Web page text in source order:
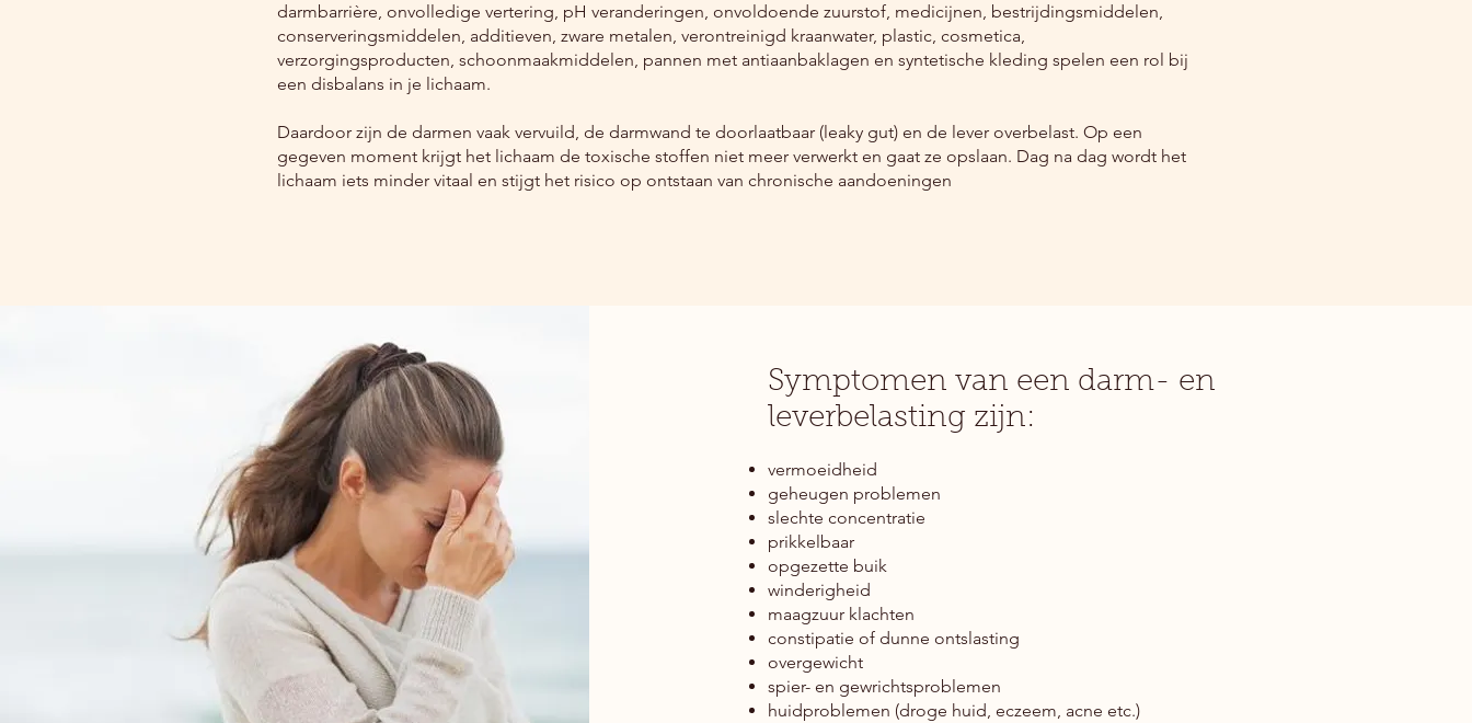
darmbarrière, onvolledige vertering, pH veranderingen, onvoldoende zuurstof, medicijnen, bestrijdingsmiddelen,
conserveringsmiddelen, additieven, zware metalen, verontreinigd kraanwater, plastic, cosmetica,
verzorgingsproducten, schoonmaakmiddelen, pannen met antiaanbaklagen en syntetische kleding spelen een rol bij
een disbalans in je lichaam.
Daardoor zijn de darmen vaak vervuild, de darmwand te doorlaatbaar (leaky gut) en de lever overbelast. Op een
gegeven moment krijgt het lichaam de toxische stoffen niet meer verwerkt en gaat ze opslaan. Dag na dag wordt het
lichaam iets minder vitaal en stijgt het risico op ontstaan van chronische aandoeningen
Symptomen van een darm- en
leverbelasting zijn:
vermoeidheid
geheugen problemen
slechte concentratie
prikkelbaar
opgezette buik
winderigheid
maagzuur klachten
constipatie of dunne ontslasting
overgewicht
spier- en gewrichtsproblemen
huidproblemen (droge huid, eczeem, acne etc.)